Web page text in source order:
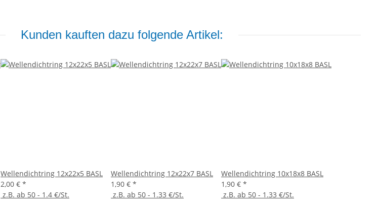
Kunden kauften dazu folgende Artikel:
Wellendichtring 12x22x5 BASL
2,00 € *
z.B. ab 50 - 1.4 €/St.
Wellendichtring 12x22x7 BASL
1,90 € *
z.B. ab 50 - 1.33 €/St.
Wellendichtring 10x18x8 BASL
1,90 € *
z.B. ab 50 - 1.33 €/St.